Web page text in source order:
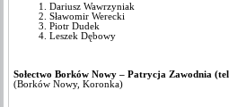
Dariusz Wawrzyniak
Sławomir Werecki
Piotr Dudek
Leszek Dębowy
Sołectwo Borków Nowy – Patrycja Zawodnia
(Borków Nowy, Koronka)